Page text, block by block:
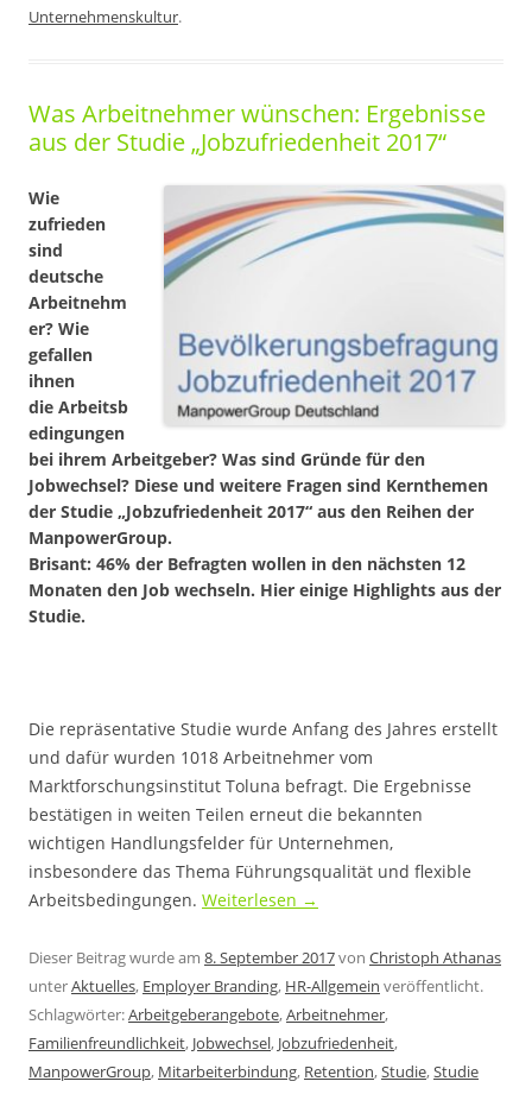
Unternehmenskultur.
Was Arbeitnehmer wünschen: Ergebnisse
aus der Studie „Jobzufriedenheit 2017“
Wie
zufrieden
sind
deutsche
Arbeitnehm
er? Wie
gefallen
ihnen
die Arbeitsb
edingungen
bei ihrem Arbeitgeber? Was sind Gründe für den
Jobwechsel? Diese und weitere Fragen sind Kernthemen
der Studie „Jobzufriedenheit 2017“ aus den Reihen der
ManpowerGroup.
Brisant: 46% der Befragten wollen in den nächsten 12
Monaten den Job wechseln. Hier einige Highlights aus der
Studie.
Die repräsentative Studie wurde Anfang des Jahres erstellt
und dafür wurden 1018 Arbeitnehmer vom
Marktforschungsinstitut Toluna befragt. Die Ergebnisse
bestätigen in weiten Teilen erneut die bekannten
wichtigen Handlungsfelder für Unternehmen,
insbesondere das Thema Führungsqualität und flexible
Arbeitsbedingungen. Weiterlesen →
Dieser Beitrag wurde am 8. September 2017von Christoph Athanas
unterAktuelles, Employer Branding, HR-Allgemein veröffentlicht.
Schlagwörter:Arbeitgeberangebote,Arbeitnehmer,
Familienfreundlichkeit, Jobwechsel, Jobzufriedenheit,
ManpowerGroup, Mitarbeiterbindung, Retention,Studie,Studie